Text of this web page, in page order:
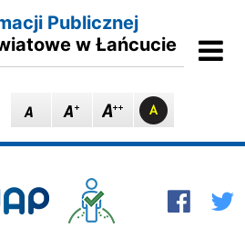
Publicznej
w Łańcucie
głównej
redakcji